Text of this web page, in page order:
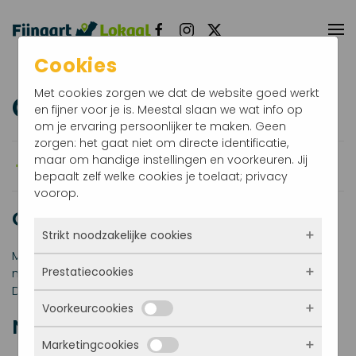
Carnaval
Carnaval Fijnaart
Meer informatie over de intocht, het programma en
meer is te vinden op de website van carnavalsstichting
De Kleibatsers.
Nieuws
Cookies
Met cookies zorgen we dat de website goed werkt
en fijner voor je is. Meestal slaan we wat info op
om je ervaring persoonlijker te maken. Geen
zorgen: het gaat niet om directe identificatie,
maar om handige instellingen en voorkeuren. Jij
bepaalt zelf welke cookies je toelaat; privacy
voorop.
Strikt noodzakelijke cookies
Deze cookies zorgen ervoor dat de website
überhaupt werkt. Ze zijn dus altijd actief en
kunnen niet worden uitgezet. Meestal worden
ze alleen geplaatst als jij iets doet, zoals
inloggen, een formulier invullen of je
Prestatiecookies
Met deze cookies zien we hoe vaak onze site
bezocht wordt, waar bezoekers vandaan
komen en welke pagina’s populair zijn. Zo
Voorkeurcookies
Deze cookies onthouden jouw voorkeuren.
Marketingcookies